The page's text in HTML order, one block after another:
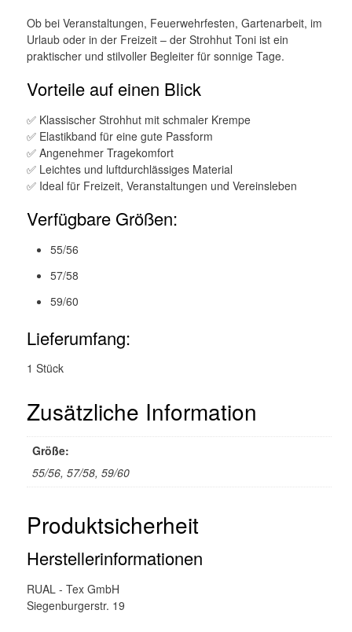
Ob bei Veranstaltungen, Feuerwehrfesten, Gartenarbeit, im
Urlaub oder in der Freizeit – der Strohhut Toni ist ein
praktischer und stilvoller Begleiter für sonnige Tage.
Vorteile auf einen Blick
✅ Klassischer Strohhut mit schmaler Krempe
✅ Elastikband für eine gute Passform
✅ Angenehmer Tragekomfort
✅ Leichtes und luftdurchlässiges Material
✅ Ideal für Freizeit, Veranstaltungen und Vereinsleben
Verfügbare Größen:
55/56
57/58
59/60
Lieferumfang:
1 Stück
Zusätzliche Information
Größe:
55/56, 57/58, 59/60
Produktsicherheit
Herstellerinformationen
RUAL - Tex GmbH
Siegenburgerstr. 19